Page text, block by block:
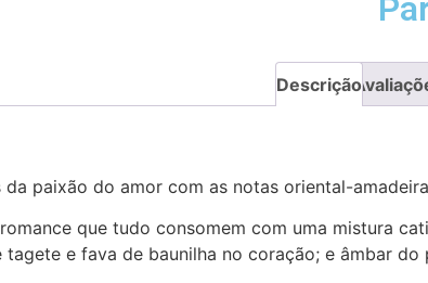
Descrição
paixão do amor com as notas oriental-
que tudo consomem com uma mistura
e fava de baunilha no coração; e âmbar